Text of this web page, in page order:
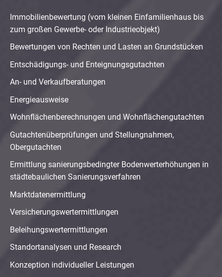
Immobilienbewertung (vom kleinen Einfamilienhaus bis
zum großen Gewerbe- oder Industrieobjekt)
Bewertungen von Rechten und Lasten an Grundstücken
Entschädigungs- und Enteignungsgutachten
An- und Verkaufberatungen
Energieausweise
Wohnflächenberechnungen und Wohnflächengutachten
Gutachtenüberprüfungen und Stellungnahmen,
Obergutachten
Ermittlung sanierungsbedingter Bodenwerterhöhungen in
städtebaulichen Sanierungsverfahren
Marktdatenermittlung
Versicherungswertermittlungen
Beleihungswertermittlungen
Standortanalysen und Research
Konzeption individueller Leistungen